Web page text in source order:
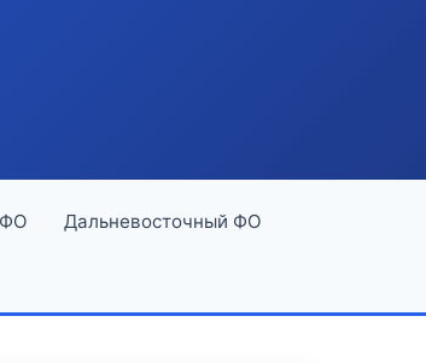
ФО Дальневосточный ФО